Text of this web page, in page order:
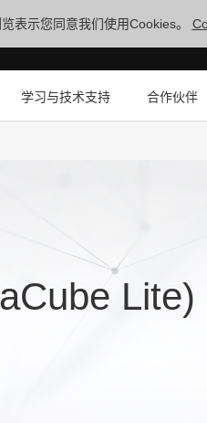
表示您同意我们使用Cookies。
学习与技术支持 合作伙伴
Lite)